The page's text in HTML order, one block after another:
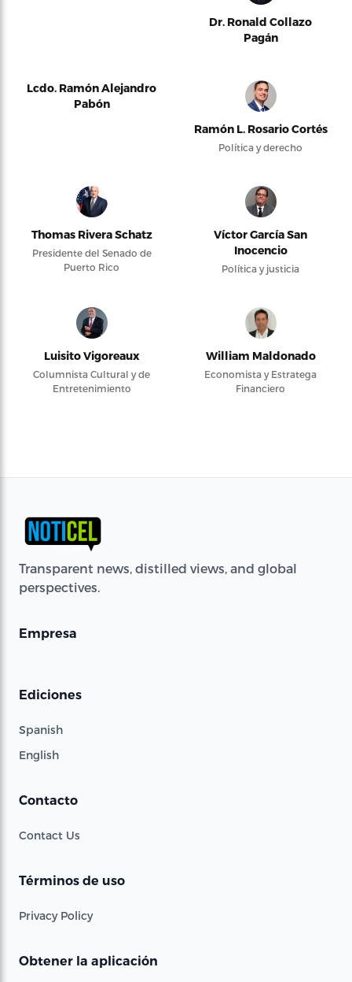
Dr. Ronald Collazo
Pagán
Lcdo. Ramón Alejandro
Pabón
Ramón L. Rosario Cortés
Política y derecho
Thomas Rivera Schatz
Presidente del Senado de
Puerto Rico
Víctor García San
Inocencio
Política y justicia
Luisito Vigoreaux
Columnista Cultural y de
Entretenimiento
William Maldonado
Economista y Estratega
Financiero
Transparent news, distilled views, and global
perspectives.
Empresa
Ediciones
Spanish
English
Contacto
Contact Us
Términos de uso
Privacy Policy
Obtener la aplicación